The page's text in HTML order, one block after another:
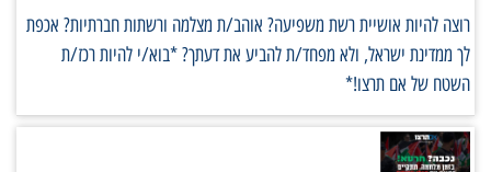
רוצה להיות אושיית רשת משפיעה? אוהב/ת מצלמה ורשתות חברתיות? אכפת
לך ממדינת ישראל, ולא מפחד/ת להביע את דעתך? *בוא/י להיות רכז/ת
השטח של אם תרצו!*